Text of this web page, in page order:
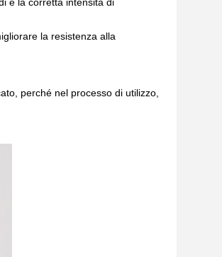
la resistenza alla
perché nel processo di utilizzo,